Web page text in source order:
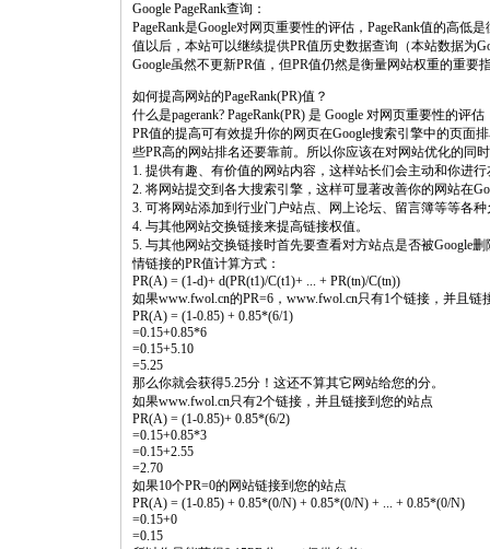
Google PageRank查询：
PageRank是Google对网页重要性的评估，PageRank值的高
值以后，本站可以继续提供PR值历史数据查询（本站数据为
Google虽然不更新PR值，但PR值仍然是衡量网站权重的重要
如何提高网站的PageRank(PR)值？
什么是pagerank? PageRank(PR) 是 Google 对网页重要性的评估
PR值的提高可有效提升你的网页在Google搜索引擎中的页面
些PR高的网站排名还要靠前。所以你应该在对网站优化的同
1. 提供有趣、有价值的网站内容，这样站长们会主动和你进
2. 将网站提交到各大搜索引擎，这样可显著改善你的网站在
3. 可将网站添加到行业门户站点、网上论坛、留言簿等等各
4. 与其他网站交换链接来提高链接权值。
5. 与其他网站交换链接时首先要查看对方站点是否被Google
情链接的PR值计算方式：
PR(A) = (1-d)+ d(PR(t1)/C(t1)+ ... + PR(tn)/C(tn))
如果www.fwol.cn的PR=6，www.fwol.cn只有1个链接，并且链
PR(A) = (1-0.85) + 0.85*(6/1)
=0.15+0.85*6
=0.15+5.10
=5.25
那么你就会获得5.25分！这还不算其它网站给您的分。
如果www.fwol.cn只有2个链接，并且链接到您的站点
PR(A) = (1-0.85)+ 0.85*(6/2)
=0.15+0.85*3
=0.15+2.55
=2.70
如果10个PR=0的网站链接到您的站点
PR(A) = (1-0.85) + 0.85*(0/N) + 0.85*(0/N) + ... + 0.85*(0/N)
=0.15+0
=0.15